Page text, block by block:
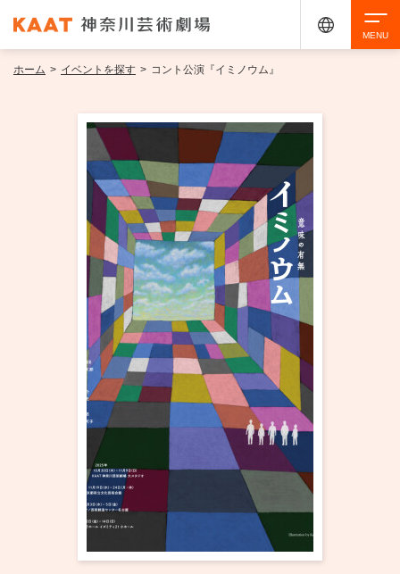
イベントを探す
・ イベント一覧
・ イベントカレンダー
ご来場案内
・ 館内サービス・アクセシビリティ
・ フロアマップ
・ レストラン/カフェ
・ 交通案内
・ よくある質問
施設を借りる
KAATについて
・ ミッション
KAAT 神奈川芸術劇場
アクセシビリティ チケット購入
ホーム > イベントを探す > コント公演『イミノウム』